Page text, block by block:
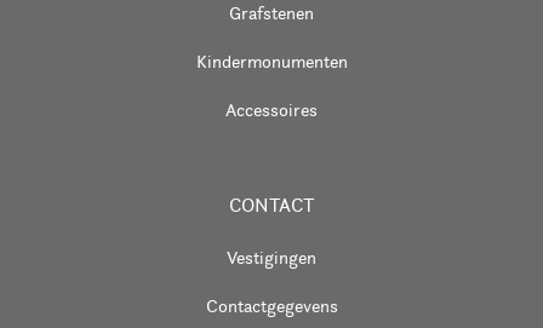
Grafstenen
Kindermonumenten
Accessoires
CONTACT
Vestigingen
Contactgegevens